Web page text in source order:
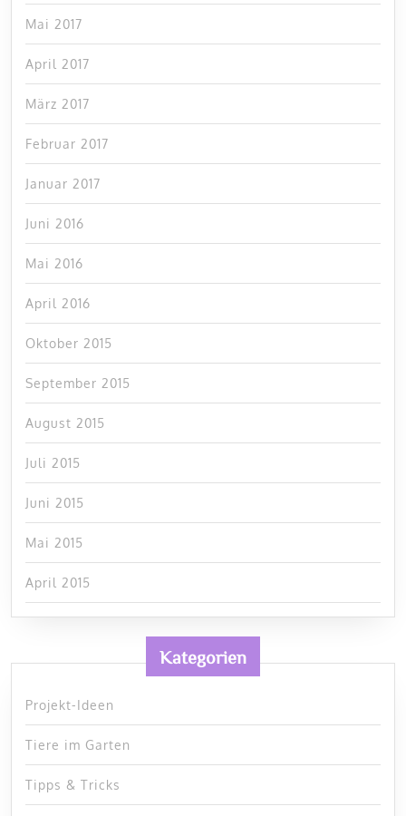
Mai 2017
April 2017
März 2017
Februar 2017
Januar 2017
Juni 2016
Mai 2016
April 2016
Oktober 2015
September 2015
August 2015
Juli 2015
Juni 2015
Mai 2015
April 2015
Kategorien
Projekt-Ideen
Tiere im Garten
Tipps & Tricks